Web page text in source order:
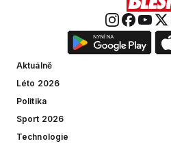
Aktuálně
Léto 2026
Politika
Sport 2026
Technologie